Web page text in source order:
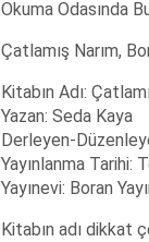
Okuma Odasında
Çatlamış Narım,
Kitabın Adı:
Yazan: Seda Kaya
Derleyen-
Yayınlanma Tarihi:
Yayınevi: Boran
Kitabın adı dikkat